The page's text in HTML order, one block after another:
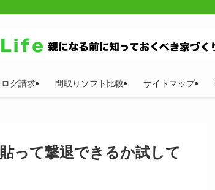
グ請求 間取りソフト比較 サイトマップ
って撃退できるか試して